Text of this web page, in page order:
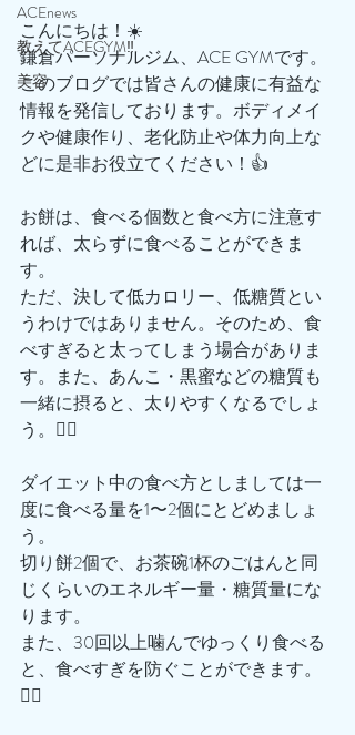
ACEnews
教えてACEGYM‼️
美容
こんにちは！☀️
鎌倉パーソナルジム、ACE GYMです。
このブログでは皆さんの健康に有益な
情報を発信しております。ボディメイ
クや健康作り、老化防止や体力向上な
どに是非お役立てください！👍
お餅は、食べる個数と食べ方に注意す
れば、太らずに食べることができま
す。
ただ、決して低カロリー、低糖質とい
うわけではありません。そのため、食
べすぎると太ってしまう場合がありま
す。また、あんこ・黒蜜などの糖質も
一緒に摂ると、太りやすくなるでしょ
う。🙋‍♂️
ダイエット中の食べ方としましては一
度に食べる量を1〜2個にとどめましょ
う。
切り餅2個で、お茶碗1杯のごはんと同
じくらいのエネルギー量・糖質量にな
ります。
また、30回以上噛んでゆっくり食べる
と、食べすぎを防ぐことができます。
🙆‍♂️